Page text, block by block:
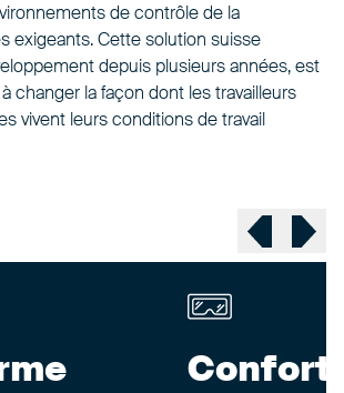
de contrôle de la
exigeants. Cette solution suisse
depuis plusieurs années, est
changer la façon dont les travailleurs
vivent leurs conditions de travail
Next
Previous
Confort